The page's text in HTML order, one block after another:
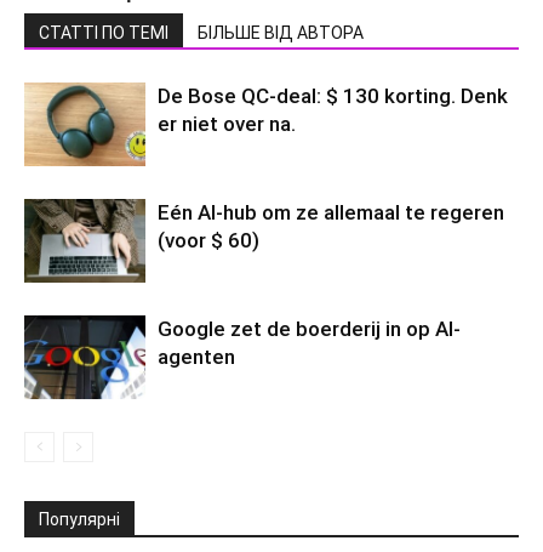
СТАТТІ ПО ТЕМІ БІЛЬШЕ ВІД АВТОРА
De Bose QC-deal: $ 130 korting. Denk
er niet over na.
Eén AI-hub om ze allemaal te regeren
(voor $ 60)
Google zet de boerderij in op AI-
agenten
Популярні